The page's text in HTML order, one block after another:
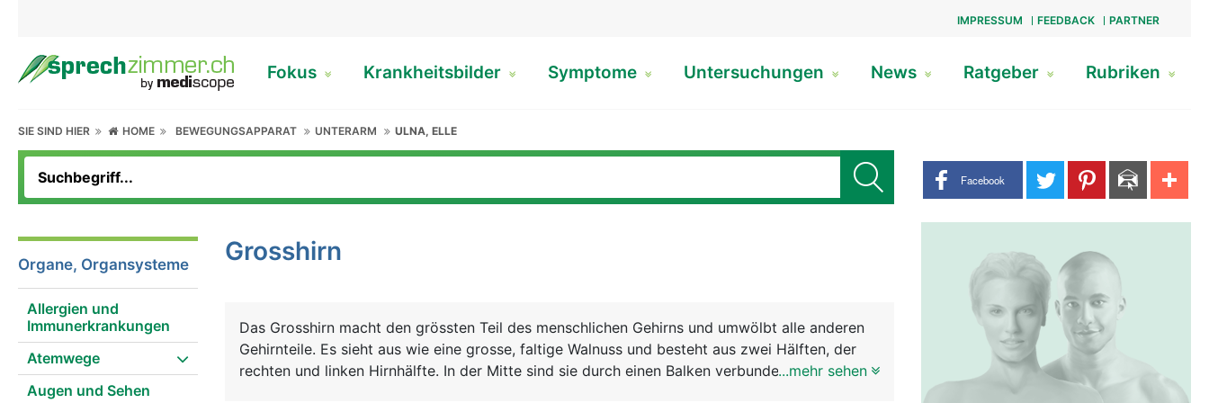
IMPRESSUM FEEDBACK PARTNER
Fokus Krankheitsbilder Symptome Untersuchungen News Ratgeber Rubriken
SIE SIND HIER HOME BEWEGUNGSAPPARAT UNTERARM ULNA, ELLE
Share buttons
Facebook
Organe, Organsysteme
Allergien und
Immunerkrankungen
Atemwege
Augen und Sehen
Grosshirn
Das Grosshirn macht den grössten Teil des menschlichen Gehirns und umwölbt alle anderen
Gehirnteile. Es sieht aus wie eine grosse, faltige Walnuss und besteht aus zwei Hälften, der
rechten und linken Hirnhälfte. In der Mitte sind sie durch einen Balken verbunden, über den
...mehr sehen